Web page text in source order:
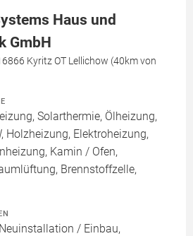
Haus und
GmbH
Kyritz OT Lellichow (40km von
Solarthermie, Ölheizung,
Holzheizung, Elektroheizung,
Kamin / Ofen,
Brennstoffzelle,
/ Einbau,